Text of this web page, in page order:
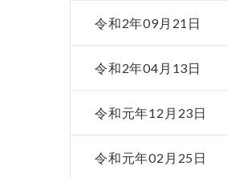
令和2年09月21日
令和2年04月13日
令和元年12月23日
令和元年02月25日